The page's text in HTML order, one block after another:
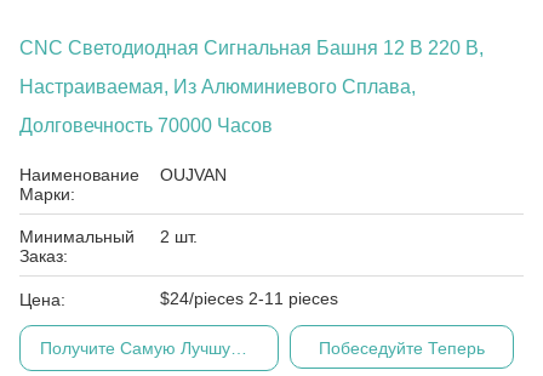
CNC Светодиодная Сигнальная Башня 12 В 220 В,
Настраиваемая, Из Алюминиевого Сплава,
Долговечность 70000 Часов
Наименование
Марки:
OUJVAN
Минимальный
Заказ:
2 шт.
Цена: $24/pieces 2-11 pieces
Побеседуйте Теперь